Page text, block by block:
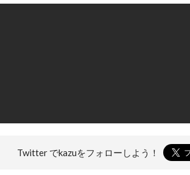
Twitter でkazuをフォローしよう！